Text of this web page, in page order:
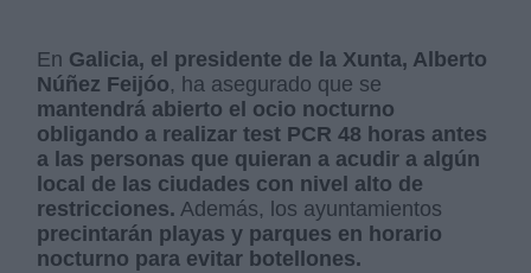
En Galicia, el presidente de la Xunta, Alberto
Núñez Feijóo, ha asegurado que se
mantendrá abierto el ocio nocturno
obligando a realizar test PCR 48 horas antes
a las personas que quieran a acudir a algún
local de las ciudades con nivel alto de
restricciones. Además, los ayuntamientos
precintarán playas y parques en horario
nocturno para evitar botellones.